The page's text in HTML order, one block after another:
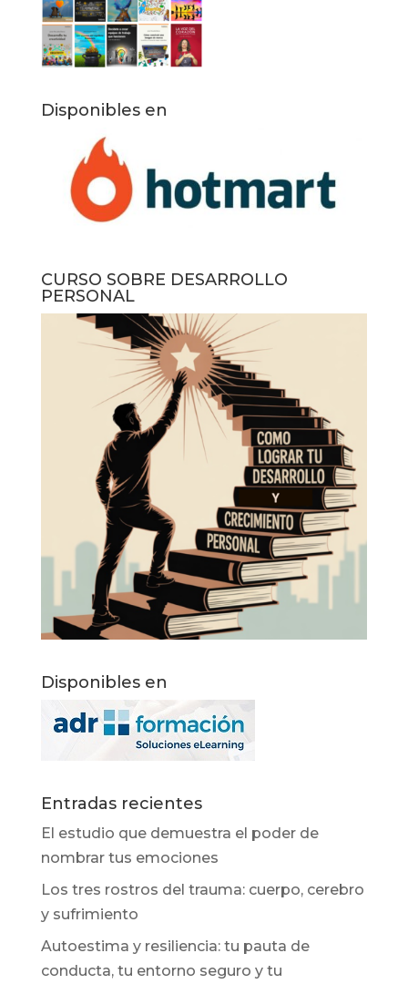
Disponibles en
CURSO SOBRE DESARROLLO
PERSONAL
Disponibles en
Entradas recientes
El estudio que demuestra el poder de
nombrar tus emociones
Los tres rostros del trauma: cuerpo, cerebro
y sufrimiento
Autoestima y resiliencia: tu pauta de
conducta, tu entorno seguro y tu